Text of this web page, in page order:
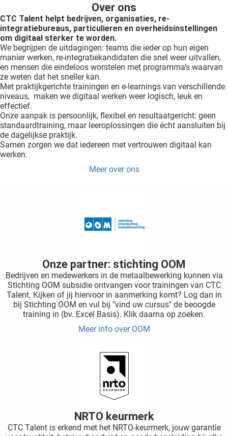
Over ons
CTC Talent helpt bedrijven, organisaties, re-
integratiebureaus, particulieren en overheidsinstellingen
om digitaal sterker te worden.
We begrijpen de uitdagingen: teams die ieder op hun eigen
manier werken, re-integratiekandidaten die snel weer uitvallen,
en mensen die eindeloos worstelen met programma’s waarvan
ze weten dat het sneller kan.
Met praktijkgerichte trainingen en e-learnings van verschillende
niveaus, maken we digitaal werken weer logisch, leuk en
effectief.
Onze aanpak is persoonlijk, flexibel en resultaatgericht: geen
standaardtraining, maar leeroplossingen die écht aansluiten bij
de dagelijkse praktijk.
Samen zorgen we dat iedereen met vertrouwen digitaal kan
werken.
Meer over ons
Onze partner: stichting OOM
Bedrijven en medewerkers in de metaalbewerking kunnen via
Stichting OOM subsidie ontvangen voor trainingen van CTC
Talent. Kijken of jij hiervoor in aanmerking komt? Log dan in
bij Stichting OOM en vul bij "vind uw cursus" de beoogde
training in (bv. Excel Basis). Klik daarna op zoeken.
Meer info over OOM
NRTO keurmerk
CTC Talent is erkend met het NRTO-keurmerk, jouw garantie